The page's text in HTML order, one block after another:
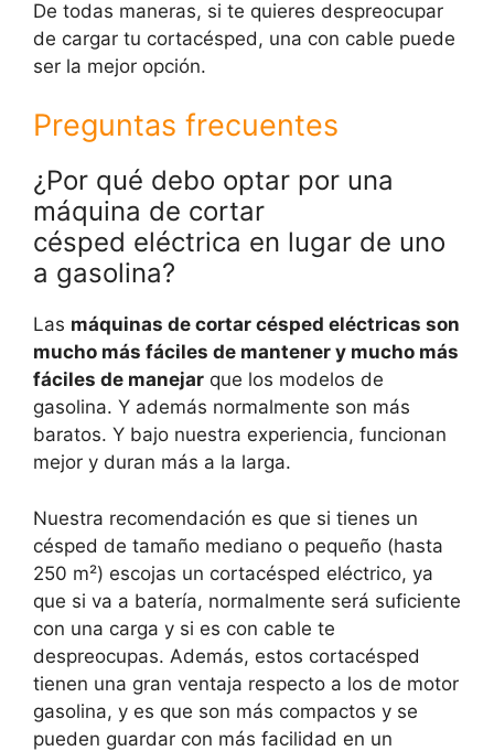
De todas maneras, si te quieres despreocupar
de cargar tu cortacésped, una con cable puede
ser la mejor opción.
Preguntas frecuentes
¿Por qué debo optar por una
máquina de cortar
césped eléctrica en lugar de uno
a gasolina?
Las máquinas de cortar césped eléctricas son
mucho más fáciles de mantener y mucho más
fáciles de manejar que los modelos de
gasolina. Y además normalmente son más
baratos. Y bajo nuestra experiencia, funcionan
mejor y duran más a la larga.
Nuestra recomendación es que si tienes un
césped de tamaño mediano o pequeño (hasta
250 m²) escojas un cortacésped eléctrico, ya
que si va a batería, normalmente será suficiente
con una carga y si es con cable te
despreocupas. Además, estos cortacésped
tienen una gran ventaja respecto a los de motor
gasolina, y es que son más compactos y se
pueden guardar con más facilidad en un